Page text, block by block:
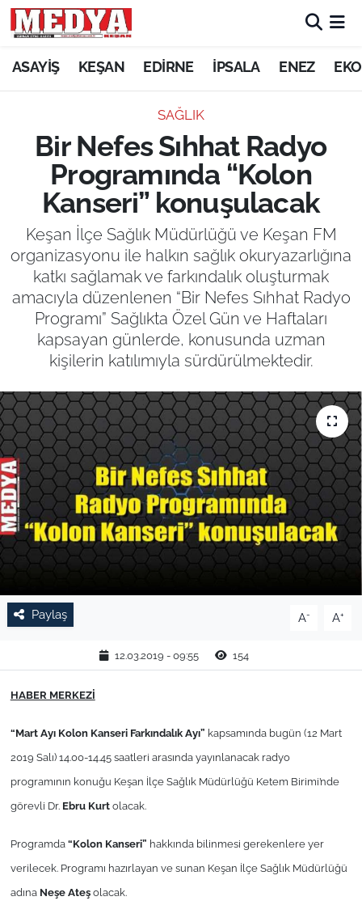
ASAYİŞ KEŞAN EDİRNE İPSALA ENEZ
SAĞLIK
Bir Nefes Sıhhat Radyo
Programında “Kolon
Kanseri” konuşulacak
Keşan İlçe Sağlık Müdürlüğü ve Keşan FM
organizasyonu ile halkın sağlık okuryazarlığına
katkı sağlamak ve farkındalık oluşturmak
amacıyla düzenlenen “Bir Nefes Sıhhat Radyo
Programı” Sağlıkta Özel Gün ve Haftaları
kapsayan günlerde, konusunda uzman
kişilerin katılımıyla sürdürülmektedir.
Paylaş A- A+
12.03.2019 - 09:55 154
HABER MERKEZİ
“Mart Ayı Kolon Kanseri Farkındalık Ayı” kapsamında bugün (12 Mart
2019 Salı) 14.00-14.45 saatleri arasında yayınlanacak radyo
programının konuğu Keşan İlçe Sağlık Müdürlüğü Ketem Birimi’nde
görevli Dr. Ebru Kurtolacak.
Programda“Kolon Kanseri” hakkında bilinmesi gerekenlere yer
verilecek. Programı hazırlayan ve sunan Keşan İlçe Sağlık Müdürlüğü
adına Neşe Ateşolacak.
KEŞAN
ASAYİŞ
SİYASET
GÜNDEM
EKONOMİ
SAĞLIK
EĞİTİM
TARIM VE HAYVANCILIK
KÜLTÜR SANAT
RESMİ İLAN
SPOR
YAŞAM
EDİRNE
TÜRKİYE
Bölge
Güvenlik
Genel